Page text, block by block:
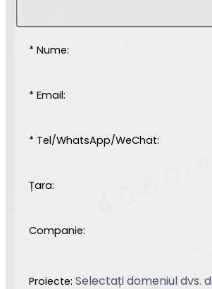
* Nume:
* Email:
* Tel/WhatsApp/WeChat:
Țara:
Companie:
Proiecte: